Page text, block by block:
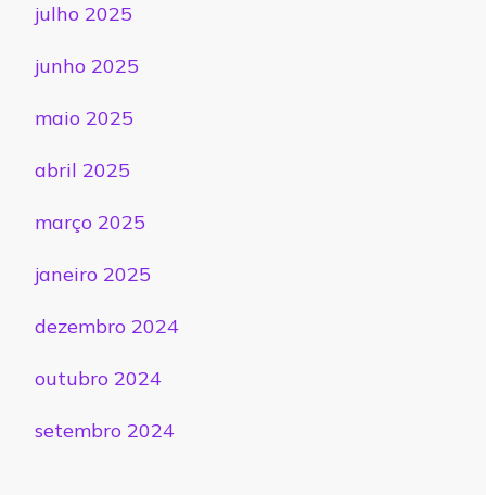
julho 2025
junho 2025
maio 2025
abril 2025
março 2025
janeiro 2025
dezembro 2024
outubro 2024
setembro 2024